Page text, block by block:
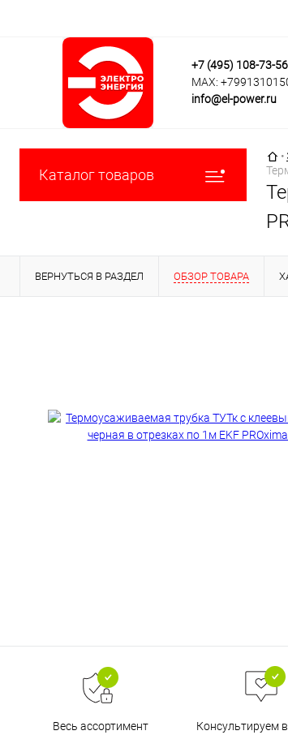
+7 (495) 108-73-56
MAX:
info@el-power.ru
Каталог товаров
•
ВЕРНУТЬСЯ В РАЗДЕЛ ОБЗОР ТОВАРА
Весь ассортимент
Консультируем